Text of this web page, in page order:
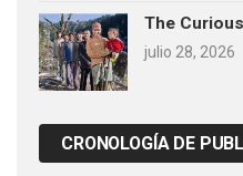
The
julio 28, 2026
CRONOLOGÍA DE